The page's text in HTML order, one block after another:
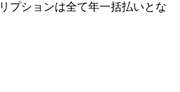
プションは全て年一括払いとな